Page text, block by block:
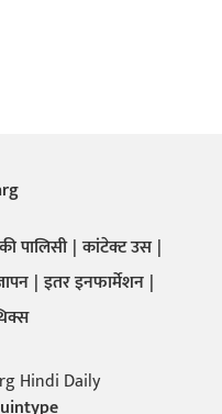
पालिसी कांटेक्ट उस
इतर इनफार्मेशन
Hindi Daily